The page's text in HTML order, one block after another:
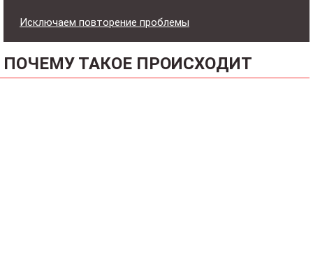
Исключаем повторение проблемы
ПОЧЕМУ ТАКОЕ ПРОИСХОДИТ